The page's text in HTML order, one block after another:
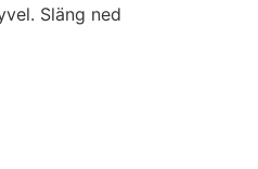
Släng ned